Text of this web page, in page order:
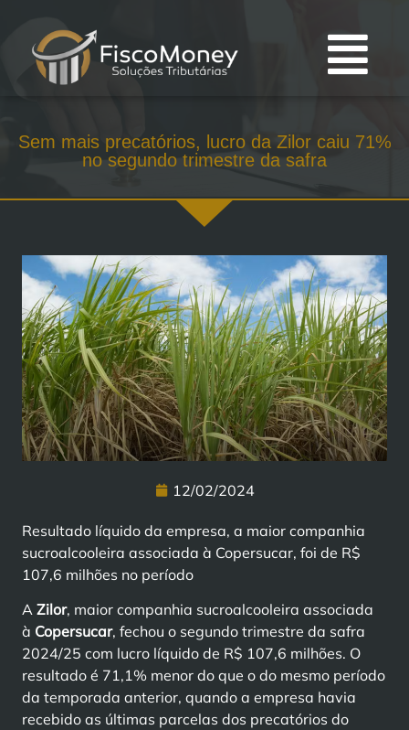
Sem mais precatórios, lucro da Zilor caiu 71%
no segundo trimestre da safra
12/02/2024
Resultado líquido da empresa, a maior companhia
sucroalcooleira associada à Copersucar, foi de R$
107,6 milhões no período
A Zilor, maior companhia sucroalcooleira associada
à Copersucar, fechou o segundo trimestre da safra
2024/25 com lucro líquido de R$ 107,6 milhões. O
resultado é 71,1% menor do que o do mesmo período
da temporada anterior, quando a empresa havia
recebido as últimas parcelas dos precatórios do